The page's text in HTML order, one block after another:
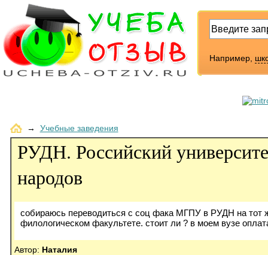
Например,
→ Учебные заведения
РУДН. Российский
народов
собираюсь переводиться с соц фака МГПУ в РУДН на тот
филологическом факультете. стоит ли ? в моем вузе
Автор: Наталия